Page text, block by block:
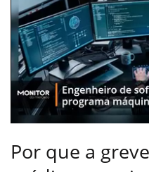
Por que a